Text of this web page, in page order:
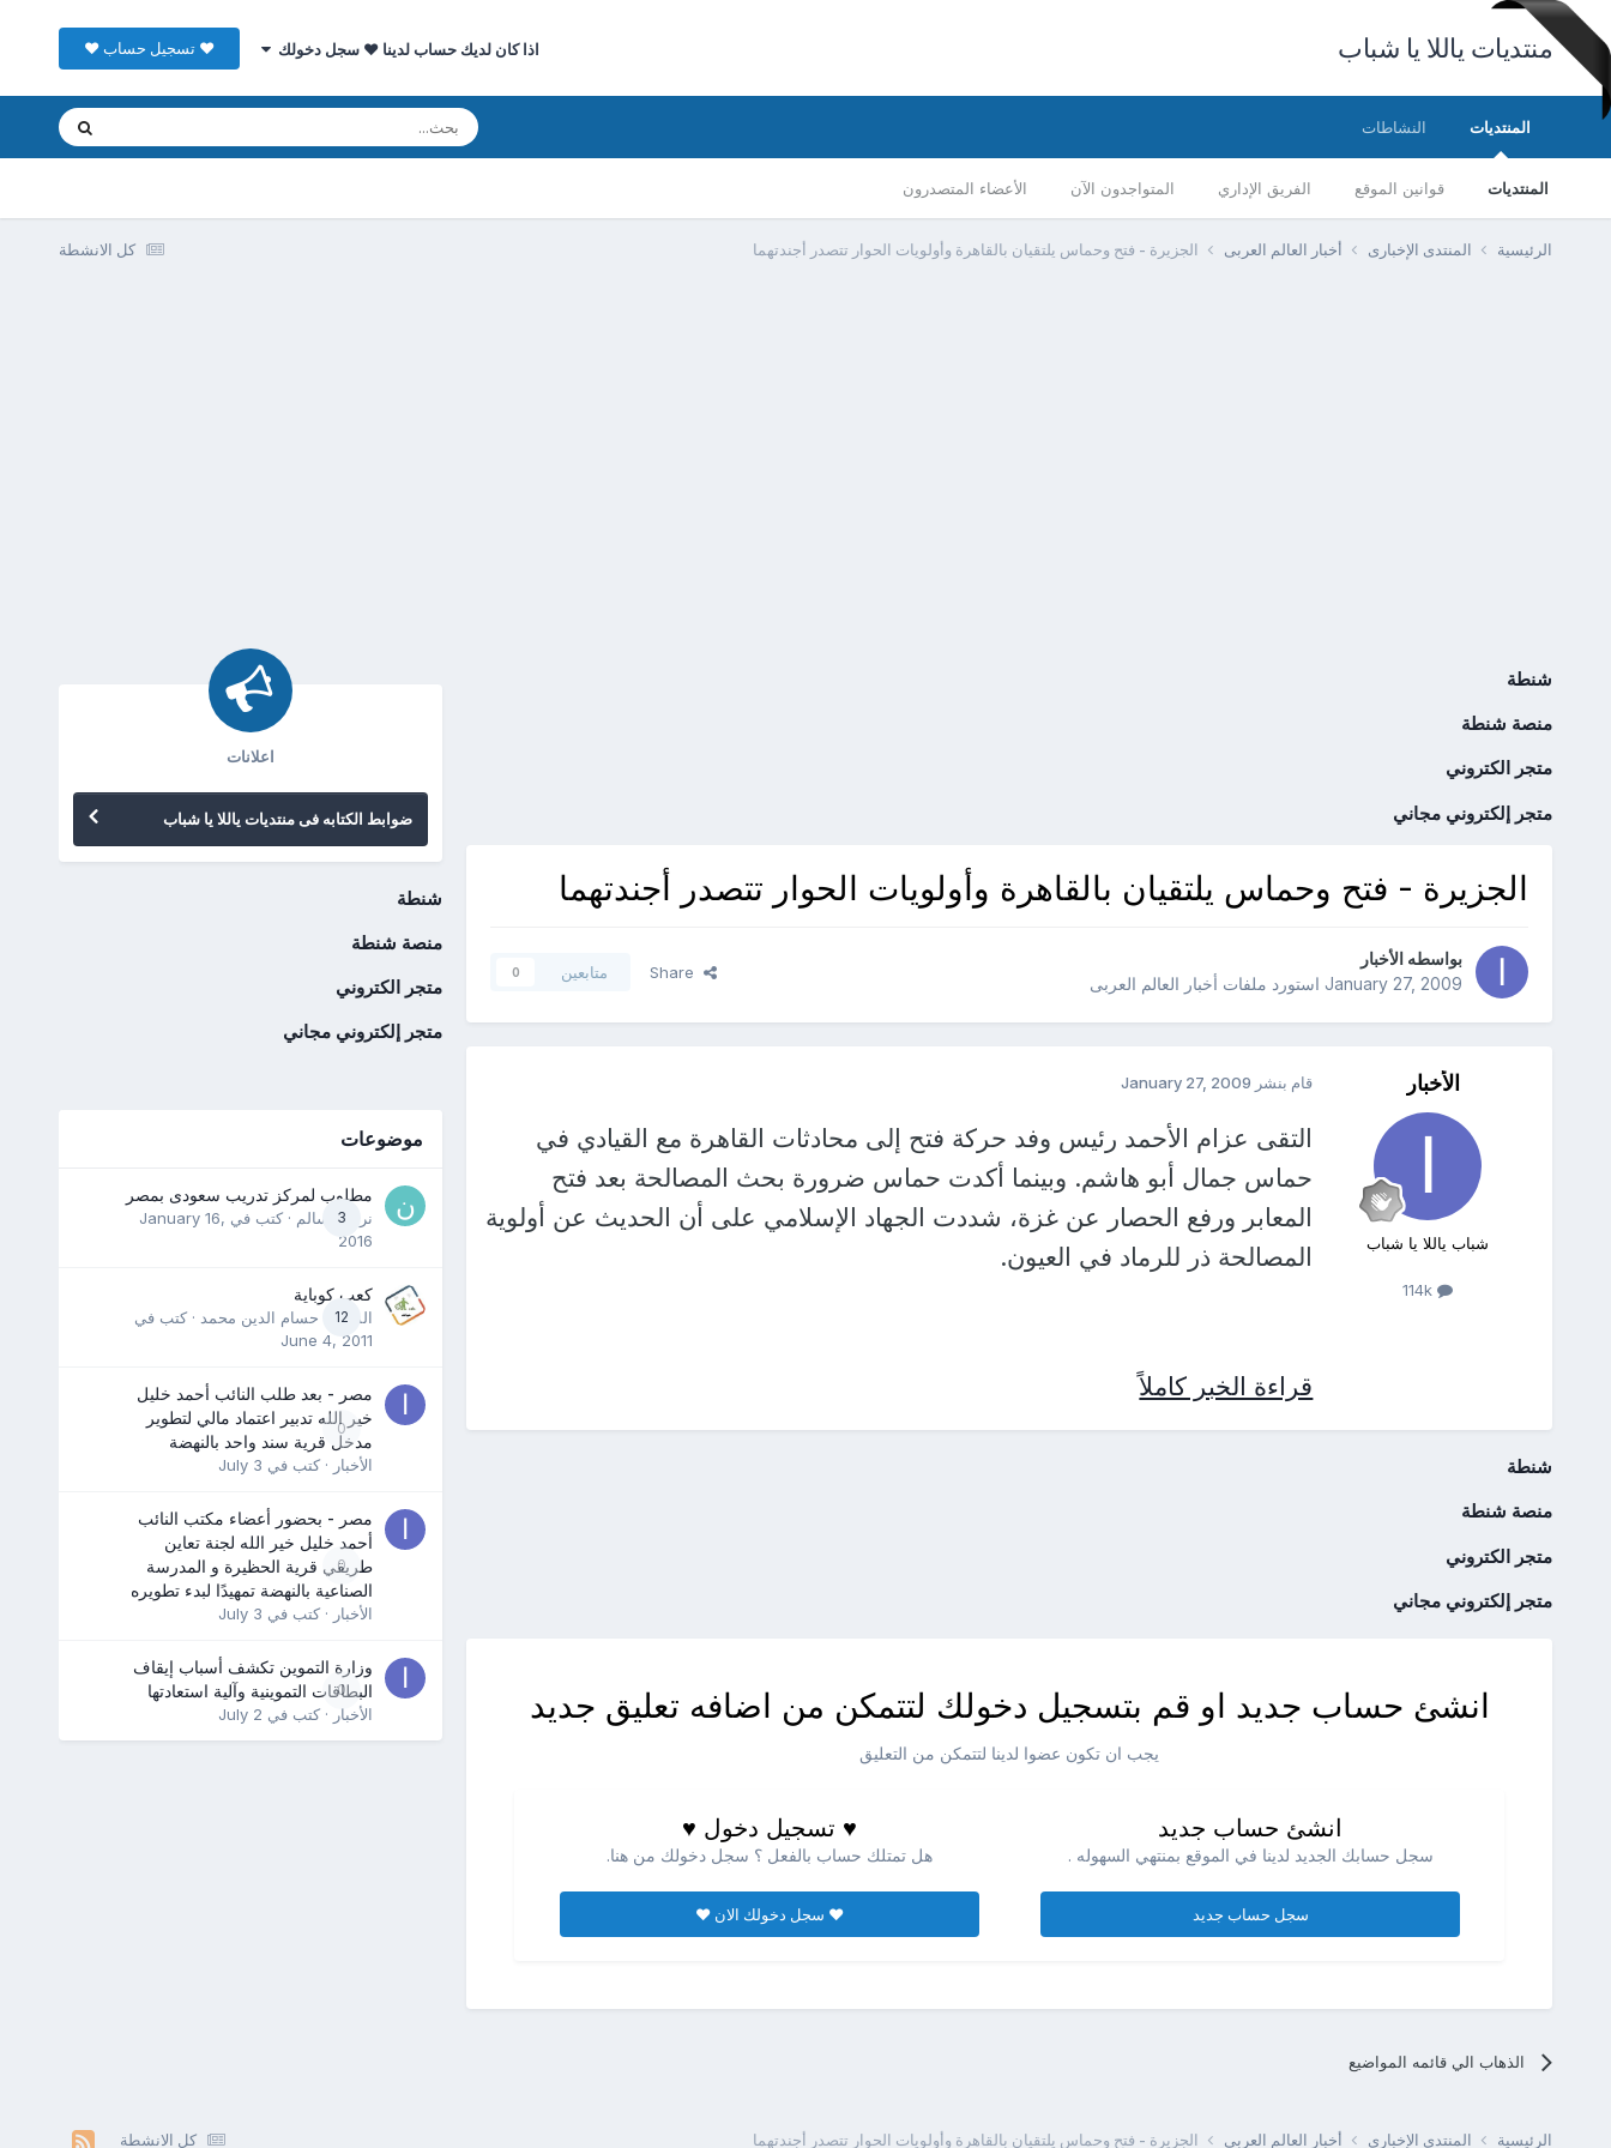
منتديات ياللا يا شباب اذا كان لديك حساب لدينا ♥ سجل دخولك ♥ تسجيل حساب ♥
المنتديات
المنتديات قوانين الموقع الفريق الإداري المتواجدون الآن الأعضاء المتصدرون
النشاطات
كل الانشطة الرئيسية المنتدى الإخبارى أخبار العالم العربى الجزيرة - فتح وحماس يلتقيان بالقاهرة وأولويات الحوار تتصدر أجندتهما
شنطة
منصة شنطة
متجر الكتروني
متجر إلكتروني مجاني
الجزيرة - فتح وحماس يلتقيان بالقاهرة وأولويات الحوار تتصدر أجندتهما
بواسطه الأخبار
January 27, 2009استورد ملفات أخبار العالم العربى
Share متابعين 0
الأخبار
شباب ياللا يا شباب
114k
قام بنشر January 27, 2009
التقى عزام الأحمد رئيس وفد حركة فتح إلى محادثات القاهرة مع القيادي في
حماس جمال أبو هاشم. وبينما أكدت حماس ضرورة بحث المصالحة بعد فتح
المعابر ورفع الحصار عن غزة، شددت الجهاد الإسلامي على أن الحديث عن أولوية
المصالحة ذر للرماد في العيون.
قراءة الخبر كاملاً
شنطة
منصة شنطة
متجر الكتروني
متجر إلكتروني مجاني
انشئ حساب جديد او قم بتسجيل دخولك لتتمكن من اضافه تعليق جديد
يجب ان تكون عضوا لدينا لتتمكن من التعليق
انشئ حساب جديد
سجل حسابك الجديد لدينا في الموقع بمنتهي السهوله .
سجل حساب جديد
♥ تسجيل دخول ♥
هل تمتلك حساب بالفعل ؟ سجل دخولك من هنا.
♥ سجل دخولك الان ♥
الذهاب الي قائمه المواضيع
اعلانات
ضوابط الكتابه فى منتديات ياللا يا شباب
شنطة
منصة شنطة
متجر الكتروني
متجر إلكتروني مجاني
موضوعات
3
مطلوب لمركز تدريب سعودى بمصر
نرمين سالم · كتب في January 16,
2016
12
كعب كوباية
المدرب حسام الدين محمد · كتب في
June 4, 2011
0
مصر - بعد طلب النائب أحمد خليل
خير الله تدبير اعتماد مالي لتطوير
مدخل قرية سند واحد بالنهضة
الأخبار · كتب في July 3
0
مصر - بحضور أعضاء مكتب النائب
أحمد خليل خير الله لجنة تعاين
طريقي قرية الحظيرة و المدرسة
الصناعية بالنهضة تمهيدًا لبدء تطويره
الأخبار · كتب في July 3
0
وزارة التموين تكشف أسباب إيقاف
البطاقات التموينية وآلية استعادتها
الأخبار · كتب في July 2
كل الانشطة الرئيسية المنتدى الإخبارى أخبار العالم العربى الجزيرة - فتح وحماس يلتقيان بالقاهرة وأولويات الحوار تتصدر أجندتهما